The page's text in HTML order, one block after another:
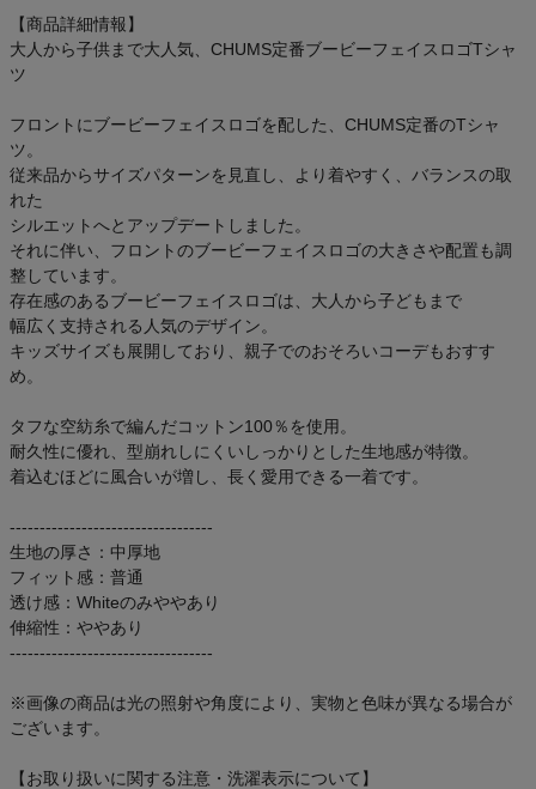
【商品詳細情報】
大人から子供まで大人気、CHUMS定番ブービーフェイスロゴTシャ
ツ
フロントにブービーフェイスロゴを配した、CHUMS定番のTシャ
ツ。
従来品からサイズパターンを見直し、より着やすく、バランスの取
れた
シルエットへとアップデートしました。
それに伴い、フロントのブービーフェイスロゴの大きさや配置も調
整しています。
存在感のあるブービーフェイスロゴは、大人から子どもまで
幅広く支持される人気のデザイン。
キッズサイズも展開しており、親子でのおそろいコーデもおすす
め。
タフな空紡糸で編んだコットン100％を使用。
耐久性に優れ、型崩れしにくいしっかりとした生地感が特徴。
着込むほどに風合いが増し、長く愛用できる一着です。
----------------------------------
生地の厚さ：中厚地
フィット感：普通
透け感：Whiteのみややあり
伸縮性：ややあり
----------------------------------
※画像の商品は光の照射や角度により、実物と色味が異なる場合が
ございます。
【お取り扱いに関する注意・洗濯表示について】